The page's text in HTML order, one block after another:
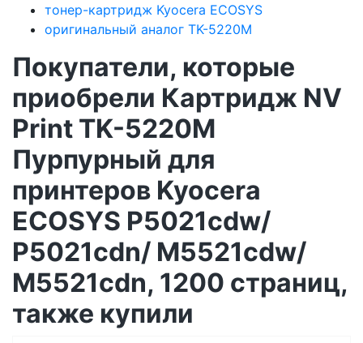
тонер-картридж Kyocera ECOSYS
оригинальный аналог TK-5220M
Покупатели, которые
приобрели Картридж NV
Print TK-5220M
Пурпурный для
принтеров Kyocera
ECOSYS P5021cdw/
P5021cdn/ M5521cdw/
M5521cdn, 1200 страниц,
также купили